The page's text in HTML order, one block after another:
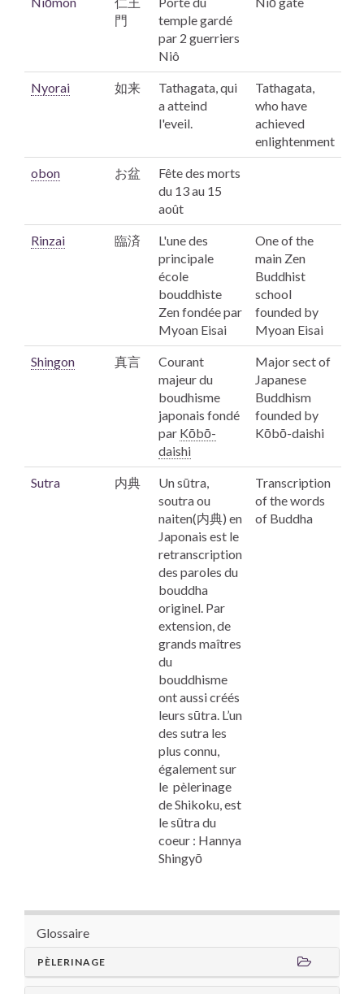
門
temple gardé
par 2 guerriers
Niô
Nyorai 如来
Tathagata, qui
a atteind
l'eveil.
Tathagata,
who have
achieved
enlightenment
obon お盆
Fête des morts
du 13 au 15
août
Rinzai 臨済
L'une des
principale
école
bouddhiste
Zen fondée par
Myoan Eisai
One of the
main Zen
Buddhist
school
founded by
Myoan Eisai
Shingon 真言
Courant
majeur du
boudhisme
japonais fondé
par Kōbō-
daishi
Major sect of
Japanese
Buddhism
founded by
Kōbō-daishi
Sutra 内典 Unsūtra,
soutra ou
naiten(内典) en
Japonais est le
retranscription
des paroles du
bouddha
originel. Par
extension, de
grands maîtres
du
bouddhisme
ont aussi créés
leurs sūtra. L’un
des sutra les
plus connu,
également sur
le pèlerinage
deShikoku,est
le sūtra du
coeur : Hannya
Shingyō
Transcription
of the words
of Buddha
Glossaire
PÈLERINAGE